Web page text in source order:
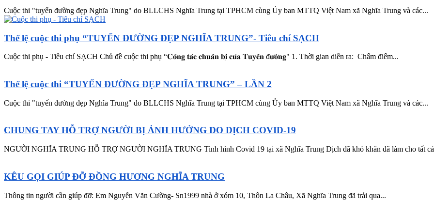
Cuộc thi "tuyến đường đẹp Nghĩa Trung" do BLLCHS Nghĩa Trung tại TPHCM cùng Ủy ban MTTQ Việt Nam xã Nghĩa Trung và các...
Thể lệ cuộc thi phụ “TUYẾN ĐƯỜNG ĐẸP NGHĨA TRUNG”- Tiêu chí SẠCH
Cuộc thi phụ - Tiêu chí SẠCH Chủ đề cuộc thi phụ “𝐂𝐨̂𝐧𝐠 𝐭𝐚́𝐜 𝐜𝐡𝐮𝐚̂̉𝐧 𝐛𝐢̣ 𝐜𝐮̉𝐚 𝐓𝐮𝐲𝐞̂́𝐧 đ𝐮̛𝐨̛̀𝐧𝐠" 1. Thời gian diễn ra: Chấm điểm...
Thể lệ cuộc thi “TUYẾN ĐƯỜNG ĐẸP NGHĨA TRUNG” – LẦN 2
Cuộc thi "tuyến đường đẹp Nghĩa Trung" do BLLCHS Nghĩa Trung tại TPHCM cùng Ủy ban MTTQ Việt Nam xã Nghĩa Trung và các...
CHUNG TAY HỖ TRỢ NGƯỜI BỊ ẢNH HƯỞNG DO DỊCH COVID-19
NGƯỜI NGHĨA TRUNG HỖ TRỢ NGƯỜI NGHĨA TRUNG Tình hình Covid 19 tại xã Nghĩa Trung Dịch dã khó khăn đã làm cho tất cả
KÊU GỌI GIÚP ĐỠ ĐỒNG HƯƠNG NGHĨA TRUNG
Thông tin người cần giúp đỡ: Em Nguyễn Văn Cường- Sn1999 nhà ở xóm 10, Thôn La Châu, Xã Nghĩa Trung đã trải qua...